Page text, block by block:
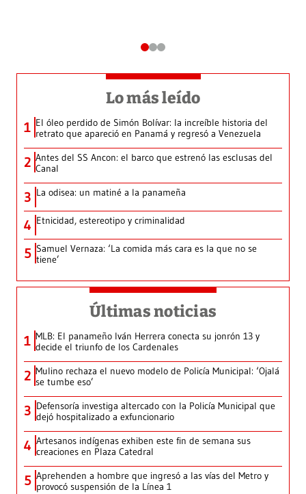
Lo más leído
1 El óleo perdido de Simón Bolívar: la increíble historia del
retrato que apareció en Panamá y regresó a Venezuela
2 Antes del SS Ancon: el barco que estrenó las esclusas del
Canal
3 La odisea: un matiné a la panameña
4 Etnicidad, estereotipo y criminalidad
5 Samuel Vernaza: ‘La comida más cara es la que no se
tiene’
Últimas noticias
1 MLB: El panameño Iván Herrera conecta su jonrón 13 y
decide el triunfo de los Cardenales
2 Mulino rechaza el nuevo modelo de Policía Municipal: ‘Ojalá
se tumbe eso’
3 Defensoría investiga altercado con la Policía Municipal que
dejó hospitalizado a exfuncionario
4 Artesanos indígenas exhiben este fin de semana sus
creaciones en Plaza Catedral
5 Aprehenden a hombre que ingresó a las vías del Metro y
provocó suspensión de la Línea 1